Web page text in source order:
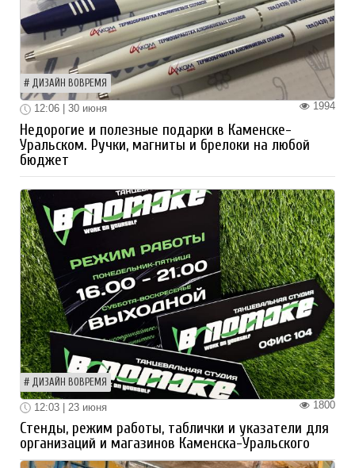
ДИЗАЙН ВОВРЕМЯ
1994
12:06 | 30 июня
Недорогие и полезные подарки в Каменске-
Уральском. Ручки, магниты и брелоки на любой
бюджет
ДИЗАЙН ВОВРЕМЯ
1800
12:03 | 23 июня
Стенды, режим работы, таблички и указатели для
организаций и магазинов Каменска-Уральского